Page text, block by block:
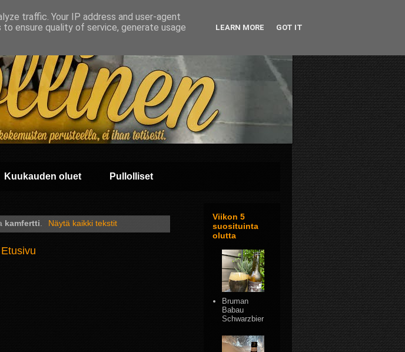
Kuukauden oluet Pullolliset
kamfertti. Näytä kaikki tekstit
Etusivu
Viikon 5
suosituinta
olutta
Bruman
Babau
Schwarzbier
traffic. Your IP address and user-agent
ensure quality of service, generate usage
LEARN MORE GOT IT